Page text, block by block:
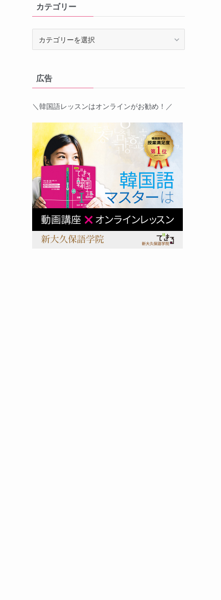
カテゴリー
ー広告
＼韓国語レッスンはオンラインがお勧め！／